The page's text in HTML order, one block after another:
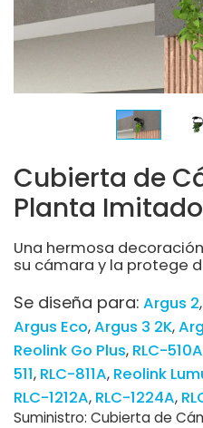
Cubierta de
Planta
Una hermosa
su cámara y la protege
Se diseña para: Argus 2
Argus Eco Argus 3 2K
Reolink Go Plus RLC-510A
511 RLC-811A Reolink
RLC-1212A RLC-1224A
Suministro: Cubierta de